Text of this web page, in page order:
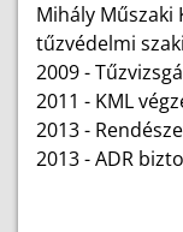
Mihály Műszaki
tűzvédelmi
2009 -
2011 - KML
2013 -
2013 - ADR